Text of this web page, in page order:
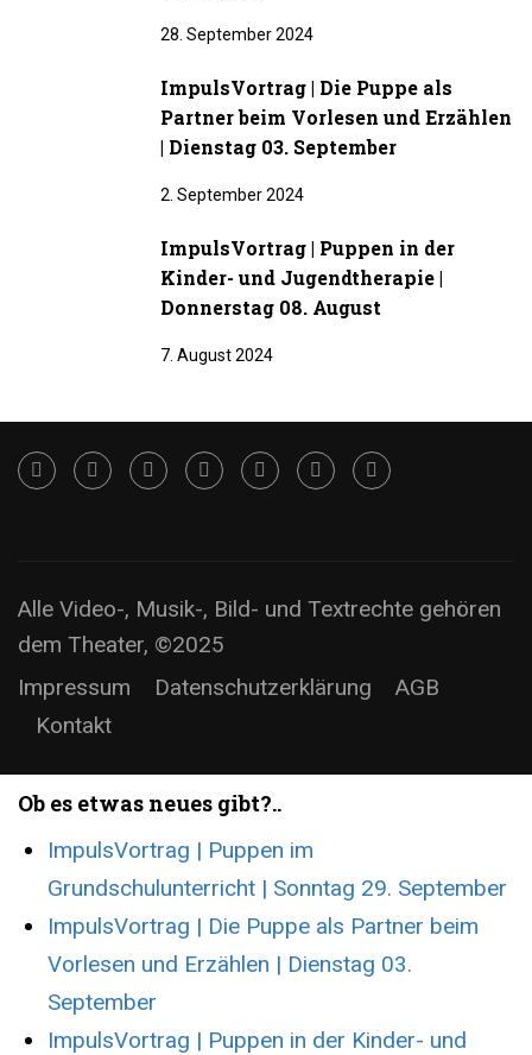
28. September 2024
ImpulsVortrag | Die Puppe als
Partner beim Vorlesen und Erzählen
| Dienstag 03. September
2. September 2024
ImpulsVortrag | Puppen in der
Kinder- und Jugendtherapie |
Donnerstag 08. August
7. August 2024
Alle Video-, Musik-, Bild- und Textrechte gehören
dem Theater, ©2025
Impressum
Datenschutzerklärung
AGB
Kontakt
Ob es etwas neues gibt?..
ImpulsVortrag | Puppen im
Grundschulunterricht | Sonntag 29. September
ImpulsVortrag | Die Puppe als Partner beim
Vorlesen und Erzählen | Dienstag 03.
September
ImpulsVortrag | Puppen in der Kinder- und